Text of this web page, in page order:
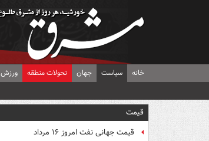
خانه سیاست جهان تحولات منطقه ورزش
قیمت
قیمت جهانی نفت امروز ۱۶ مرداد